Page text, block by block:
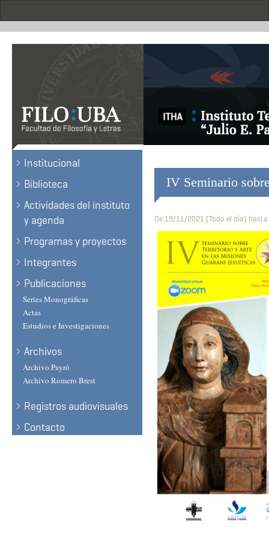
.
Institucional
Biblioteca
Actividades del instituto
y agenda
Programas y proyectos
Integrantes
Publicaciones
Series Monográficas
Actas
Estudios e Investigaciones
Archivos
Archivo Payró
Archivo Romero Brest
Registros audiovisuales
Contacto
IV Seminario
De 19/11/2021 (Todo el día) hasta